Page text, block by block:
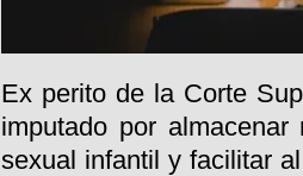
Ex perito de la Corte
imputado por
sexual infantil y facilitar